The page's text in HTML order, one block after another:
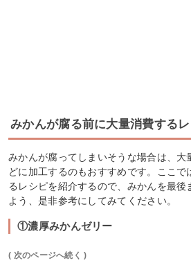
みかんが腐る前に大量消費するレ
みかんが腐ってしまいそうな場合は、大
どに加工するのもおすすめです。ここで
るレシピを紹介するので、みかんを最後
よう、是非参考にしてみてください。
①濃厚みかんゼリー
( 次のページへ続く )